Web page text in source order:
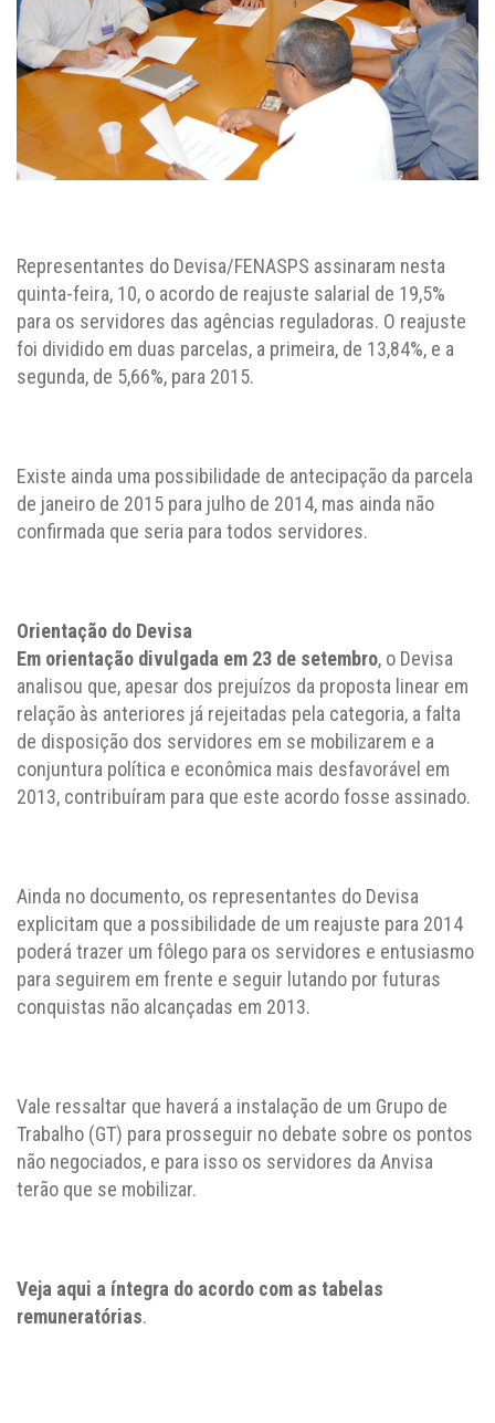
Representantes do Devisa/FENASPS assinaram nesta
quinta-feira, 10, o acordo de reajuste salarial de 19,5%
para os servidores das agências reguladoras. O reajuste
foi dividido em duas parcelas, a primeira, de 13,84%, e a
segunda, de 5,66%, para 2015.
Existe ainda uma possibilidade de antecipação da parcela
de janeiro de 2015 para julho de 2014, mas ainda não
confirmada que seria para todos servidores.
Orientação do Devisa
Em orientação divulgada em 23 de setembro, o Devisa
analisou que, apesar dos prejuízos da proposta linear em
relação às anteriores já rejeitadas pela categoria, a falta
de disposição dos servidores em se mobilizarem e a
conjuntura política e econômica mais desfavorável em
2013, contribuíram para que este acordo fosse assinado.
Ainda no documento, os representantes do Devisa
explicitam que a possibilidade de um reajuste para 2014
poderá trazer um fôlego para os servidores e entusiasmo
para seguirem em frente e seguir lutando por futuras
conquistas não alcançadas em 2013.
Vale ressaltar que haverá a instalação de um Grupo de
Trabalho (GT) para prosseguir no debate sobre os pontos
não negociados, e para isso os servidores da Anvisa
terão que se mobilizar.
Veja aqui a íntegra do acordo com as tabelas
remuneratórias.